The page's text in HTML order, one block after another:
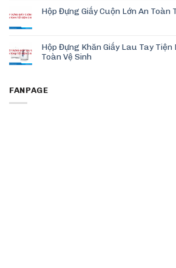
Hộp Đựng Giấy Cuộn Lớn An Toàn
Hộp Đựng Khăn Giấy Lau Tay Tiện
Toàn Vệ Sinh
FANPAGE